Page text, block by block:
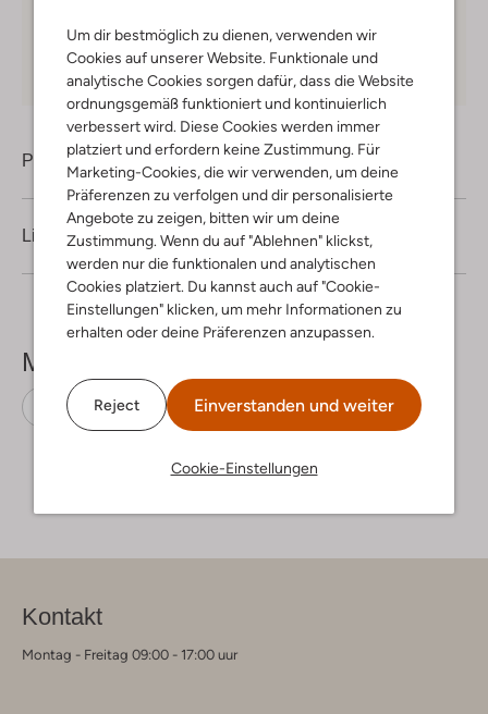
Um dir bestmöglich zu dienen, verwenden wir
Cookies auf unserer Website. Funktionale und
analytische Cookies sorgen dafür, dass die Website
ordnungsgemäß funktioniert und kontinuierlich
verbessert wird. Diese Cookies werden immer
platziert und erfordern keine Zustimmung. Für
Marketing-Cookies, die wir verwenden, um deine
Präferenzen zu verfolgen und dir personalisierte
Angebote zu zeigen, bitten wir um deine
Zustimmung. Wenn du auf "Ablehnen" klickst,
werden nur die funktionalen und analytischen
Cookies platziert. Du kannst auch auf "Cookie-
Einstellungen" klicken, um mehr Informationen zu
erhalten oder deine Präferenzen anzupassen.
Reject Einverstanden und weiter
Cookie-Einstellungen
Kauf auf Rechnung 30 TagenRückgaberecht
Produktinformation
Lieferung & Rückgabe
Mehr sehen
Slipper Stefano Lauran Leder
Kontakt
Montag - Freitag 09:00 - 17:00 uur